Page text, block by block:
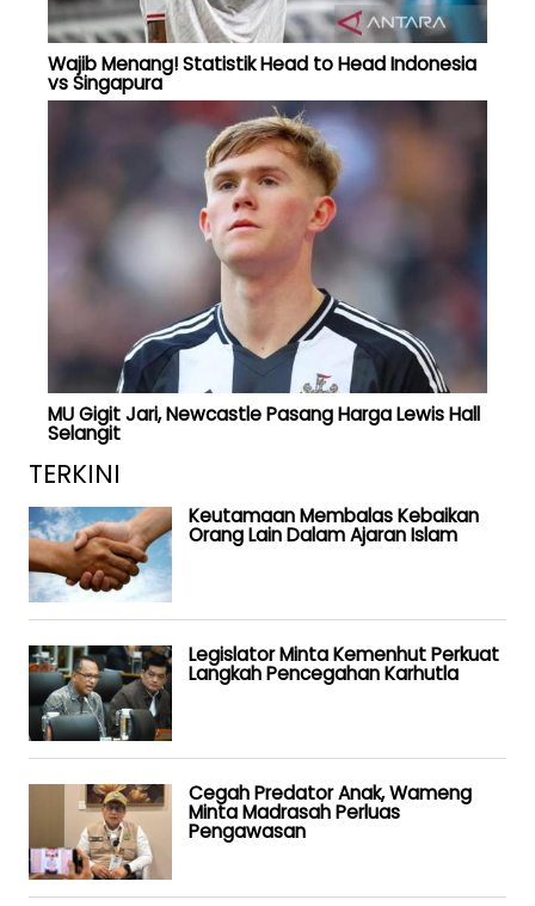
Wajib Menang! Statistik Head to Head Indonesia
vs Singapura
MU Gigit Jari, Newcastle Pasang Harga Lewis Hall
Selangit
TERKINI
Keutamaan Membalas Kebaikan
Orang Lain Dalam Ajaran Islam
Legislator Minta Kemenhut Perkuat
Langkah Pencegahan Karhutla
Cegah Predator Anak, Wameng
Minta Madrasah Perluas
Pengawasan